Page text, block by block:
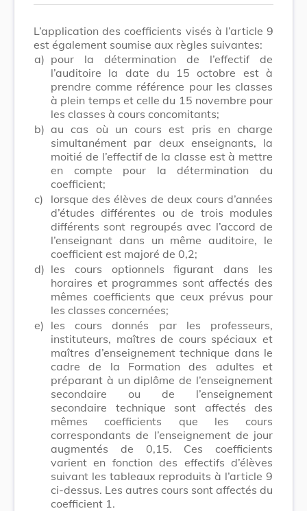
L’application des coefficients visés à l’article 9
est également soumise aux règles suivantes:
a) pour la détermination de l’effectif de
l’auditoire la date du 15 octobre est à
prendre comme référence pour les classes
à plein temps et celle du 15 novembre pour
les classes à cours concomitants;
b) au cas où un cours est pris en charge
simultanément par deux enseignants, la
moitié de l’effectif de la classe est à mettre
en compte pour la détermination du
coefficient;
c)
lorsque des élèves de deux cours d’années
d’études différentes ou de trois modules
différents sont regroupés avec l’accord de
l’enseignant dans un même auditoire, le
coefficient est majoré de 0,2;
d) les cours optionnels figurant dans les
horaires et programmes sont affectés des
mêmes coefficients que ceux prévus pour
les classes concernées;
e) les cours donnés par les professeurs,
instituteurs, maîtres de cours spéciaux et
maîtres d’enseignement technique dans le
cadre de la Formation des adultes et
préparant à un diplôme de l’enseignement
secondaire ou de l’enseignement
secondaire technique sont affectés des
mêmes coefficients que les cours
correspondants de l’enseignement de jour
augmentés de 0,15. Ces coefficients
varient en fonction des effectifs d’élèves
suivant les tableaux reproduits à l’article 9
ci-dessus. Les autres cours sont affectés du
coefficient 1.